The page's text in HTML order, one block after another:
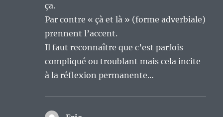
ça.
Par contre « çà et là » (forme adverbiale)
prennent l’accent.
Il faut reconnaître que c’est parfois
compliqué ou troublant mais cela incite
à la réflexion permanente…